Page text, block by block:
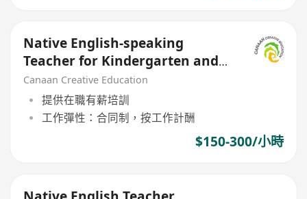
Native English-speaking
Teacher for Kindergarten and
Nursery Children
Canaan Creative Education
提供在職有薪培訓
工作彈性：合同制，按工作計酬
$150-300/小時